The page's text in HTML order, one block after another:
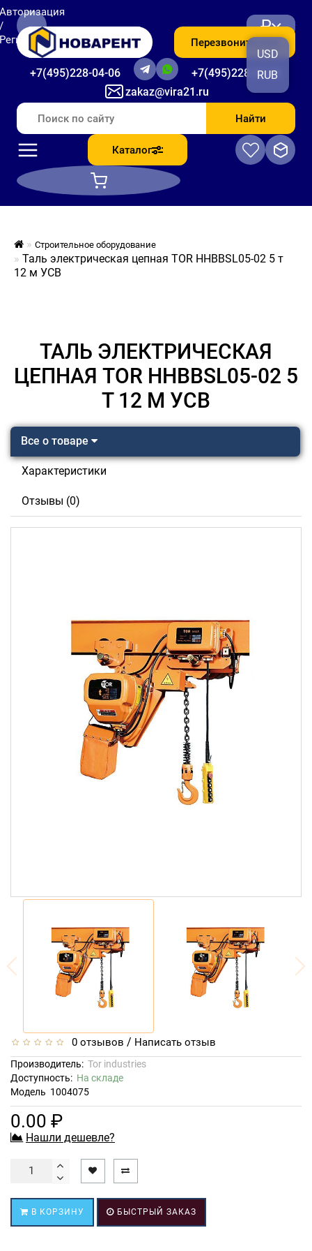
zakaz@vira21.ru
+7(495)228-04-06 +7(495)228-06-56
Перезвоните мне
₽
USD
RUB
Найти
Каталог
Строительное оборудование
Таль электрическая цепная TOR HHBBSL05-02 5 т
12 м УСВ
ТАЛЬ ЭЛЕКТРИЧЕСКАЯ
ЦЕПНАЯ TOR HHBBSL05-02 5
Т 12 М УСВ
Все о товаре
Характеристики
Отзывы (0)
0 отзывов / Написать отзыв
Производитель: Tor industries
Доступность: На складе
Модель 1004075
0.00 ₽
Нашли дешевле?
В КОРЗИНУ БЫСТРЫЙ ЗАКАЗ